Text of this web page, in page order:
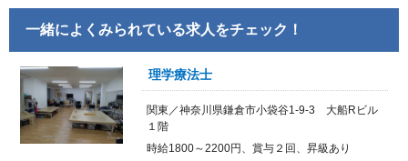
一緒によくみられている求人をチェック！
理学療法士
関東／神奈川県鎌倉市小袋谷1-9-3 大船Rビル
１階
時給1800～2200円、賞与２回、昇級あり